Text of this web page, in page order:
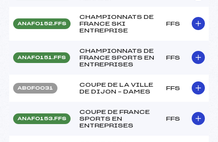
ANAF0152.FFS
CHAMPIONNATS DE
FRANCE SKI
ENTREPRISE
FFS
ANAF0151.FFS
CHAMPIONNATS DE
FRANCE SPORTS EN
ENTREPRISES
FFS
ABOF0031
COUPE DE LA VILLE
DE DIJON – DAMES
FFS
ANAF0153.FFS
COUPE DE FRANCE
SPORTS EN
ENTREPRISES
FFS